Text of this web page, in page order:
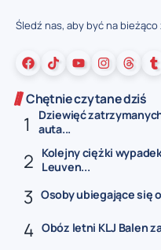
Śledź nas, aby być na
Chętnie czytane dziś
Dziewięć
auta...
Kolejny ciężki
Leuven...
Osoby ubiegające się
Obóz letni KLJ Balen